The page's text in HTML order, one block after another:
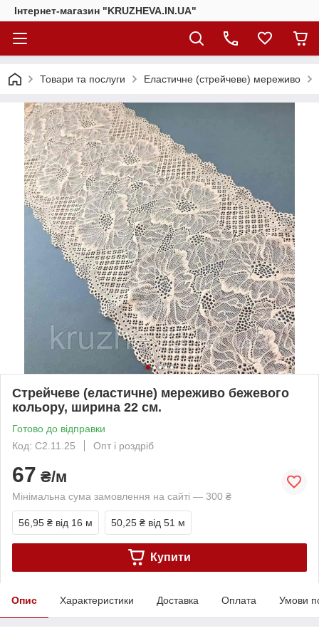
Інтернет-магазин "KRUZHEVA.IN.UA"
Товари та послуги Еластичне (стрейчеве) мереживо
Стрейчеве (еластичне) мереживо бежевого
кольору, ширина 22 см.
Готово до відправки
Код: С2.11.25
Опт і роздріб
67 ₴/м
Мінімальна сума замовлення на сайті — 300 ₴
56,95 ₴ від 16 м 50,25 ₴ від 51 м
Купити
Опис Характеристики Доставка Оплата Умови